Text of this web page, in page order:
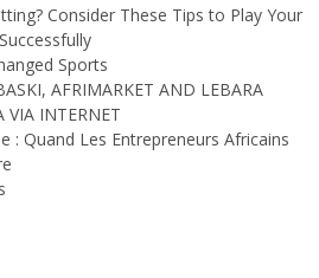
Consider These Tips to Play Your
Sports
AFRIMARKET AND LEBARA
VIA INTERNET
: Quand Les Entrepreneurs Africains